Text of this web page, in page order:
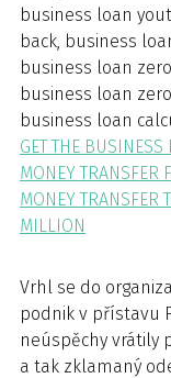
business loan
back, business
business loan
business loan
business loan
GET THE
MONEY TRANSFER
MONEY TRANSFER
MILLION
Vrhl se do
podnik v přístavu
neúspěchy vrátily
a tak zklamaný